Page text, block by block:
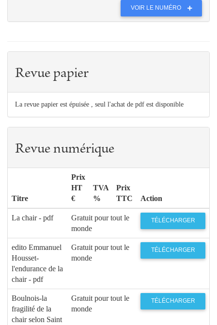
VOIR LE NUMÉRO
Revue papier
La revue papier est épuisée , seul l'achat de pdf est disponible
Revue numérique
Titre
Prix
HT
€
TVA
%
Prix
TTC
Action
La chair - pdf
Gratuit pour tout le
monde
TÉLÉCHARGER
edito Emmanuel
Housset-
l'endurance de la
chair - pdf
Gratuit pour tout le
monde
TÉLÉCHARGER
Boulnois-la
fragilité de la
chair selon Saint
Gratuit pour tout le
monde
TÉLÉCHARGER